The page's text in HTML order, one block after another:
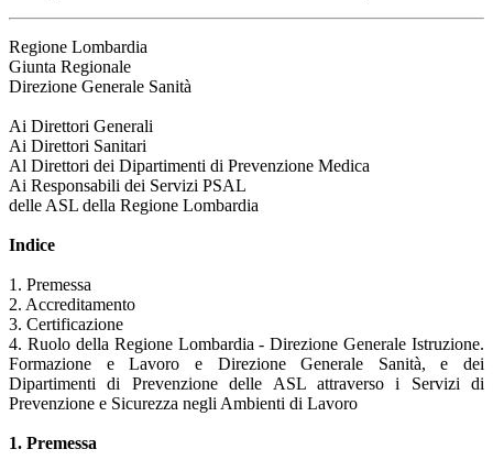
Regione Lombardia
Giunta Regionale
Direzione Generale Sanità
Ai Direttori Generali
Ai Direttori Sanitari
Al Direttori dei Dipartimenti di Prevenzione Medica
Ai Responsabili dei Servizi PSAL
delle ASL della Regione Lombardia
Indice
1. Premessa
2. Accreditamento
3. Certificazione
4. Ruolo della Regione Lombardia - Direzione Generale Istruzione.
Formazione e Lavoro e Direzione Generale Sanità, e dei
Dipartimenti di Prevenzione delle ASL attraverso i Servizi di
Prevenzione e Sicurezza negli Ambienti di Lavoro
1. Premessa